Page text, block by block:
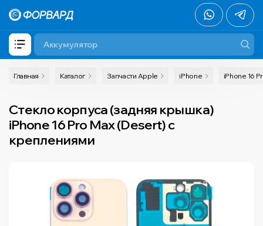
Главная Каталог Запчасти Apple iPhone iPhone 16
Стекло корпуса (задняя крышка)
iPhone 16 Pro Max (Desert) с
креплениями